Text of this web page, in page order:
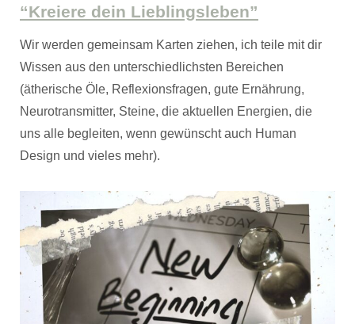
“Kreiere dein Lieblingsleben”
Wir werden gemeinsam Karten ziehen, ich teile mit dir
Wissen aus den unterschiedlichsten Bereichen
(ätherische Öle, Reflexionsfragen, gute Ernährung,
Neurotransmitter, Steine, die aktuellen Energien, die
uns alle begleiten, wenn gewünscht auch Human
Design und vieles mehr).